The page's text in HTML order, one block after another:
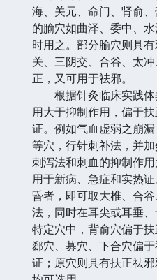
海、关元、命门、肾俞
的腧穴如曲泽、委中、
时用之。部分腧穴则具
关、三阴交、合谷、太
正，又可用于祛邪。
根据针灸临床实践体
用大于抑制作用，偏于
证。例如气血虚弱之崩
等穴，行针刺补法，并
刺泻法和刺血的抑制作
用于新病、急症和实热
昏者，即可取大椎、合
法，同时在耳尖或耳垂
特定穴中，背俞穴偏于
郄穴、募穴、下合穴偏
证；原穴则具有扶正祛